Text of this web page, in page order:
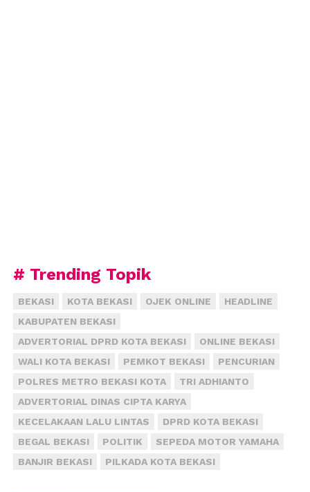
# Trending Topik
BEKASI KOTA BEKASI OJEK ONLINE
HEADLINE
KABUPATEN BEKASI
ADVERTORIAL DPRD KOTA BEKASI
ONLINE BEKASI
WALI KOTA BEKASI
PEMKOT BEKASI
PENCURIAN
POLRES METRO BEKASI KOTA
TRI ADHIANTO
ADVERTORIAL DINAS CIPTA KARYA
KECELAKAAN LALU LINTAS
DPRD KOTA BEKASI
BEGAL BEKASI
POLITIK
SEPEDA MOTOR YAMAHA
BANJIR BEKASI
PILKADA KOTA BEKASI